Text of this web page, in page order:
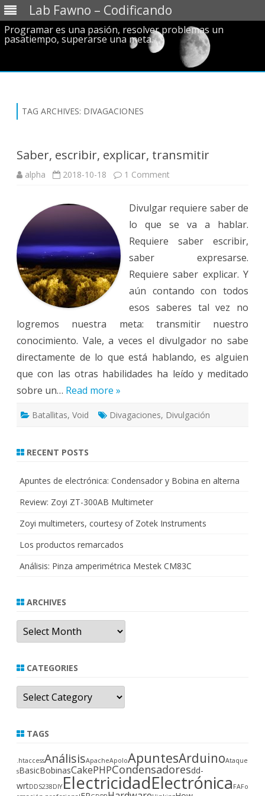
Lab Fawno – Codificando
Programar es una pasión, resolver problemas un
pasatiempo, superarse una meta.
TAG ARCHIVES: DIVAGACIONES
Saber, escribir, explicar, transmitir
alpha 2018-10-18 1 Comment
transmitir
Divulgar requiere saber de
lo que se va a hablar.
Requiere saber escribir,
saber expresarse.
Requiere saber explicar. Y
aún contando con todos
esos saberes tal vez no
logremos nuestra meta: transmitir nuestro
conocimiento. Vale, a veces el divulgador no sabe
directamente de lo que está hablando, es alguien
que con las otras habilidades ha leído y meditado
sobre un… Read more »
Batallitas, Void Divagaciones, Divulgación
RECENT POSTS
Apuntes de electrónica: Condensador y Bobina en alterna
Review: Zoyi ZT-300AB Multimeter
Zoyi multimeters, courtesy of Zotek Instruments
Los productos remarcados
Análisis: Pinza amperimétrica Mestek CM83C
ARCHIVES
Archives
CATEGORIES
Categories
TAGS
.htaccessAnálisisApacheApoloApuntesArduinoAtaque
sBasicBobinasCakePHPCondensadoresdd-
wrtDDS238DIYElectricidadElectrónica FAFo